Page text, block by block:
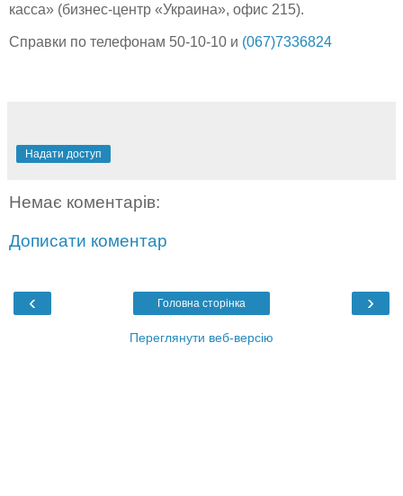
касса» (бизнес-центр «Украина», офис 215).
Справки по телефонам 50-10-10 и (067)7336824
Надати доступ
Немає коментарів:
Дописати коментар
‹ ›
Головна сторінка
Переглянути веб-версію